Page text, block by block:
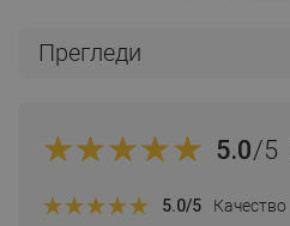
Прегледи
5.0/5
5.0/5 Качество